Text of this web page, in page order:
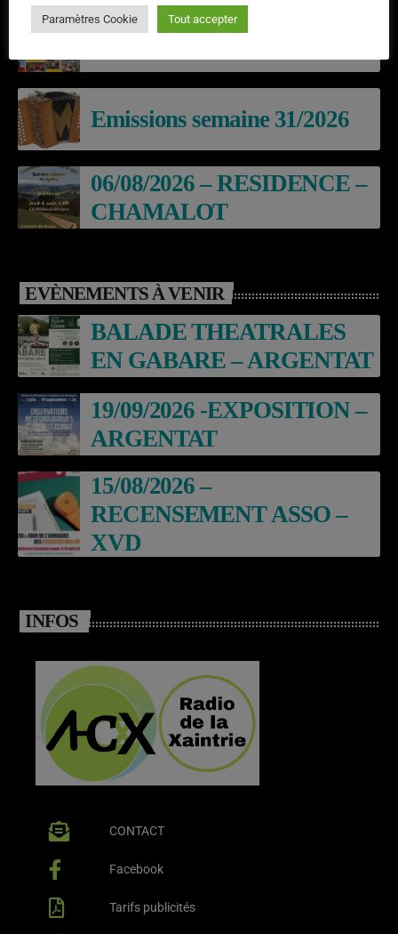
Laroq’En Fête
Emissions semaine 31/2026
06/08/2026 – RESIDENCE –
CHAMALOT
EVÈNEMENTS À VENIR
BALADE THEATRALES
EN GABARE – ARGENTAT
19/09/2026 -EXPOSITION –
ARGENTAT
15/08/2026 –
RECENSEMENT ASSO –
XVD
INFOS
CONTACT
Facebook
Tarifs publicités
Paramètres Cookie Tout accepter